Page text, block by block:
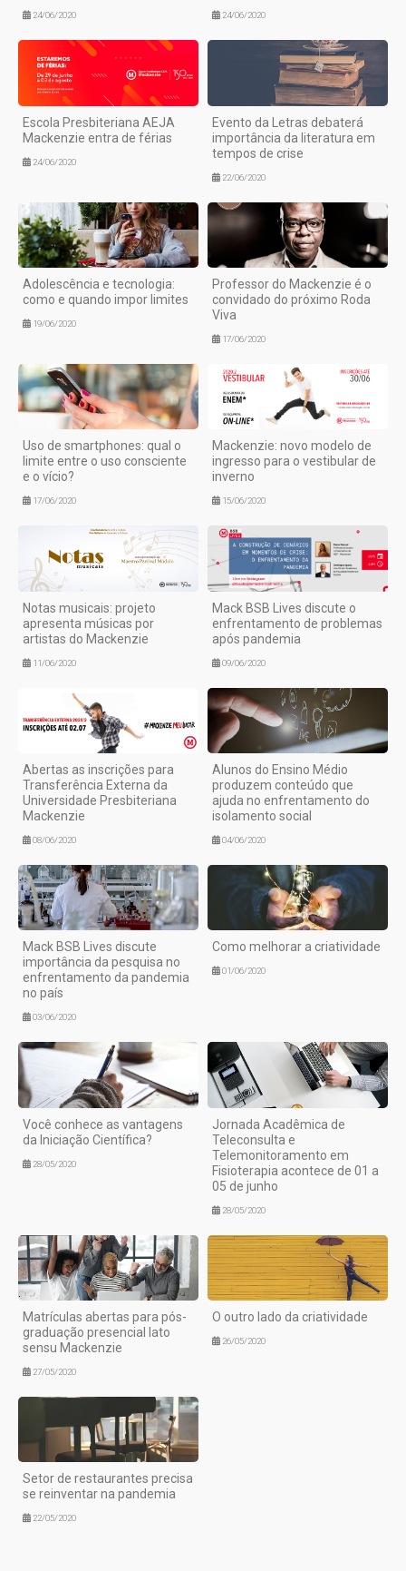
24/06/2020 24/06/2020
Escola Presbiteriana AEJA
Mackenzie entra de férias
24/06/2020
Evento da Letras debaterá
importância da literatura em
tempos de crise
22/06/2020
Adolescência e tecnologia:
como e quando impor limites
19/06/2020
Professor do Mackenzie é o
convidado do próximo Roda
Viva
17/06/2020
Uso de smartphones: qual o
limite entre o uso consciente
e o vício?
17/06/2020
Mackenzie: novo modelo de
ingresso para o vestibular de
inverno
15/06/2020
Notas musicais: projeto
apresenta músicas por
artistas do Mackenzie
11/06/2020
Mack BSB Lives discute o
enfrentamento de problemas
após pandemia
09/06/2020
Abertas as inscrições para
Transferência Externa da
Universidade Presbiteriana
Mackenzie
08/06/2020
Alunos do Ensino Médio
produzem conteúdo que
ajuda no enfrentamento do
isolamento social
04/06/2020
Mack BSB Lives discute
importância da pesquisa no
enfrentamento da pandemia
no país
03/06/2020
Como melhorar a criatividade
01/06/2020
Você conhece as vantagens
da Iniciação Científica?
28/05/2020
Jornada Acadêmica de
Teleconsulta e
Telemonitoramento em
Fisioterapia acontece de 01 a
05 de junho
28/05/2020
Matrículas abertas para pós-
graduação presencial lato
sensu Mackenzie
27/05/2020
O outro lado da criatividade
26/05/2020
Setor de restaurantes precisa
se reinventar na pandemia
22/05/2020